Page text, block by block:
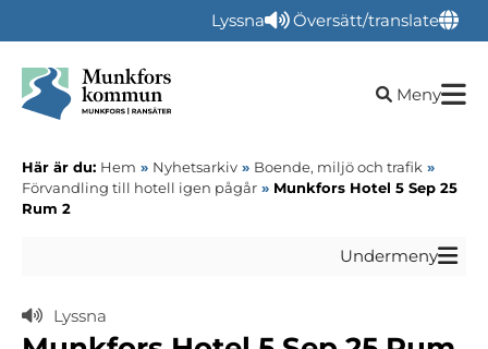
Lyssna Översätt/translate
Öppna
Meny
Här är du: Hem » Nyhetsarkiv » Boende, miljö och trafik »
Förvandling till hotell igen pågår » Munkfors Hotel 5 Sep 25
Rum 2
Undermeny
Lyssna